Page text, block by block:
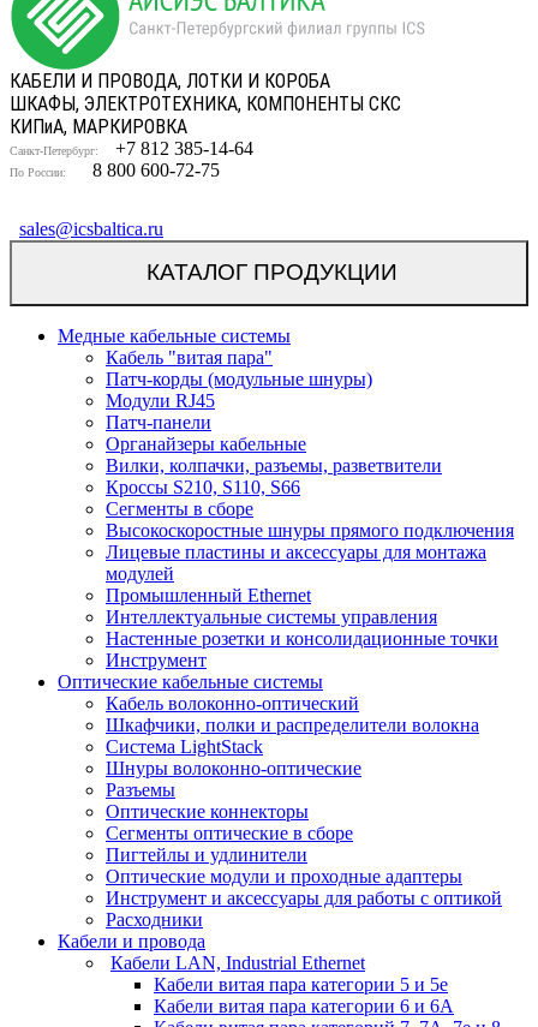
КАБЕЛИ И ПРОВОДА, ЛОТКИ И КОРОБА
ШКАФЫ, ЭЛЕКТРОТЕХНИКА, КОМПОНЕНТЫ СКС
КИПиА, МАРКИРОВКА
Санкт-Петербург: +7 812 385-14-64
По России: 8 800 600-72-75
sales@icsbaltica.ru
КАТАЛОГ ПРОДУКЦИИ
Медные кабельные системы
Кабель "витая пара"
Патч-корды (модульные шнуры)
Модули RJ45
Патч-панели
Органайзеры кабельные
Вилки, колпачки, разъемы, разветвители
Кроссы S210, S110, S66
Сегменты в сборе
Высокоскоростные шнуры прямого подключения
Лицевые пластины и аксессуары для монтажа
модулей
Промышленный Ethernet
Интеллектуальные системы управления
Настенные розетки и консолидационные точки
Инструмент
Оптические кабельные системы
Кабель волоконно-оптический
Шкафчики, полки и распределители волокна
Система LightStack
Шнуры волоконно-оптические
Разъемы
Оптические коннекторы
Сегменты оптические в сборе
Пигтейлы и удлинители
Оптические модули и проходные адаптеры
Инструмент и аксессуары для работы с оптикой
Расходники
Кабели и провода
Кабели LAN, Industrial Ethernet
Кабели витая пара категории 5 и 5е
Кабели витая пара категории 6 и 6A